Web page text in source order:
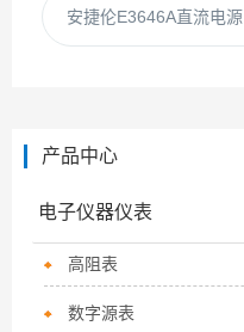
安捷伦E3646A直流电源
产品中心
电子仪器仪表
高阻表
数字源表